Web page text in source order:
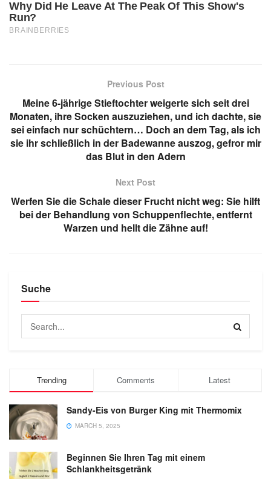
Previous Post
Meine 6-jährige Stieftochter weigerte sich seit drei
Monaten, ihre Socken auszuziehen, und ich dachte, sie
sei einfach nur schüchtern… Doch an dem Tag, als ich
sie ihr schließlich in der Badewanne auszog, gefror mir
das Blut in den Adern
Next Post
Werfen Sie die Schale dieser Frucht nicht weg: Sie hilft
bei der Behandlung von Schuppenflechte, entfernt
Warzen und hellt die Zähne auf!
Suche
Trending Comments Latest
Sandy-Eis von Burger King mit Thermomix
MARCH 5, 2025
Beginnen Sie Ihren Tag mit einem
Schlankheitsgetränk